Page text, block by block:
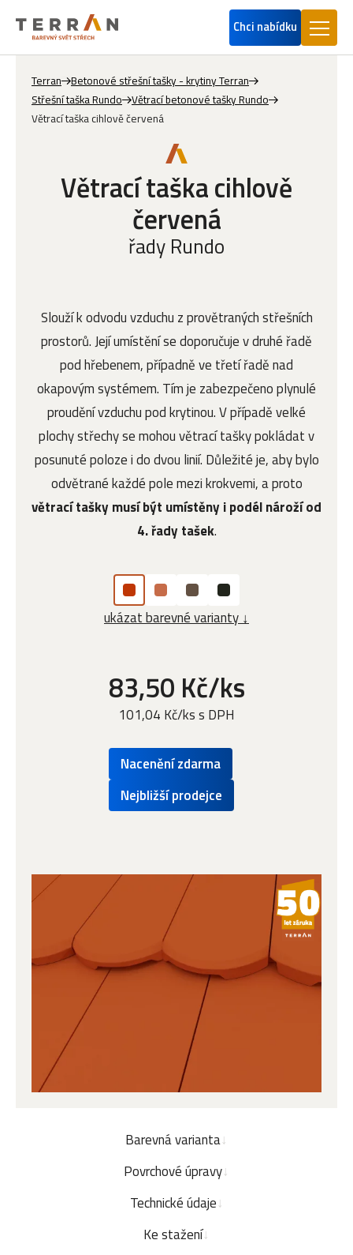
Chci nabídku
Terran
Betonové střešní tašky - krytiny Terran
Střešní taška Rundo
Větrací betonové tašky Rundo
Větrací taška cihlově červená
Větrací taška cihlově
červená
řady Rundo
Slouží k odvodu vzduchu z provětraných střešních
prostorů. Její umístění se doporučuje v druhé řadě
pod hřebenem, případně ve třetí řadě nad
okapovým systémem. Tím je zabezpečeno plynulé
proudění vzduchu pod krytinou. V případě velké
plochy střechy se mohou větrací tašky pokládat v
posunuté poloze i do dvou linií. Důležité je, aby bylo
odvětrané každé pole mezi krokvemi, a proto
větrací tašky musí být umístěny i podél nároží od
4. řady tašek.
ukázat barevné varianty ↓
83,50 Kč/ks
101,04 Kč/ks s DPH
Nacenění zdarma
Nejbližší prodejce
Barevná varianta
Povrchové úpravy
Technické údaje
Ke stažení